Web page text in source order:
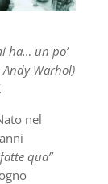
ha… un po’
Warhol)
nel
qua”